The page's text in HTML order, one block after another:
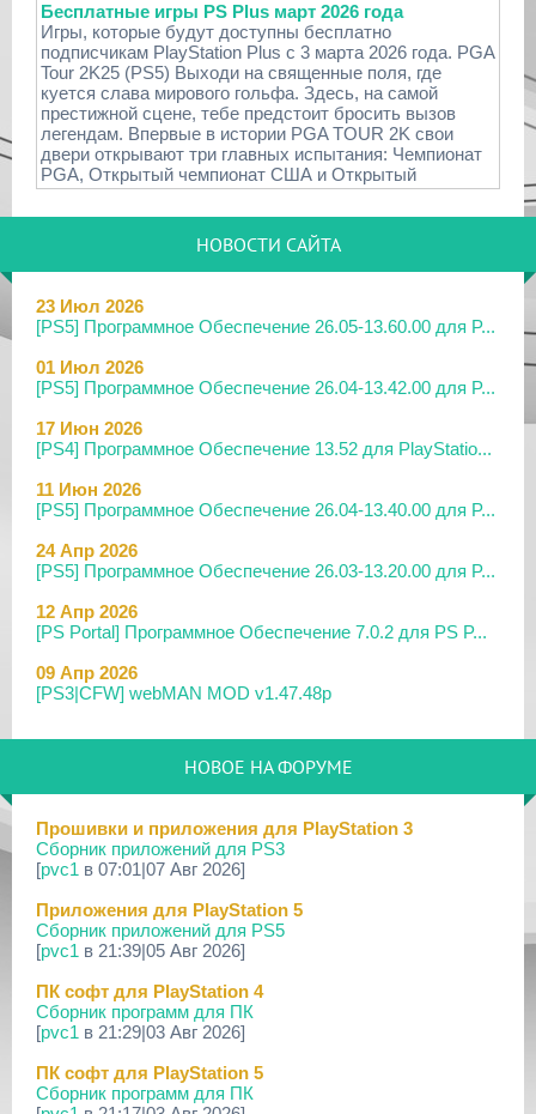
Бесплатные игры PS Plus март 2026 года
Игры, которые будут доступны бесплатно
подписчикам PlayStation Plus с 3 марта 2026 года. PGA
Tour 2K25 (PS5) Выходи на священные поля, где
куется слава мирового гольфа. Здесь, на самой
престижной сцене, тебе предстоит бросить вызов
легендам. Впервые в истории PGA TOUR 2K свои
двери открывают три главных испытания: Чемпионат
PGA, Открытый чемпионат США и Открытый
НОВОСТИ САЙТА
23 Июл 2026
[PS5] Программное Обеспечение 26.05-13.60.00 для P...
01 Июл 2026
[PS5] Программное Обеспечение 26.04-13.42.00 для P...
17 Июн 2026
[PS4] Программное Обеспечение 13.52 для PlayStatio...
11 Июн 2026
[PS5] Программное Обеспечение 26.04-13.40.00 для P...
24 Апр 2026
[PS5] Программное Обеспечение 26.03-13.20.00 для P...
12 Апр 2026
[PS Portal] Программное Обеспечение 7.0.2 для PS P...
09 Апр 2026
[PS3|CFW] webMAN MOD v1.47.48p
19 Мар 2026
18 Мар 2026
[PS3] Программное Обеспечение 4.93 для PlayStation...
17 Мар 2026
[PS4] Программное Обеспечение 13.50 для PlayStatio...
[PS5] Программное Обеспечение 26.02-13.00.00 для P...
19 Фев 2026
02 Фев 2026
НОВОЕ НА ФОРУМЕ
Прошивки и приложения для PlayStation 3
Сборник приложений для PS3
[pvc1 в 07:01|07 Авг 2026]
Приложения для PlayStation 5
Сборник приложений для PS5
[pvc1 в 21:39|05 Авг 2026]
ПК софт для PlayStation 4
Сборник программ для ПК
[pvc1 в 21:29|03 Авг 2026]
ПК софт для PlayStation 5
Сборник программ для ПК